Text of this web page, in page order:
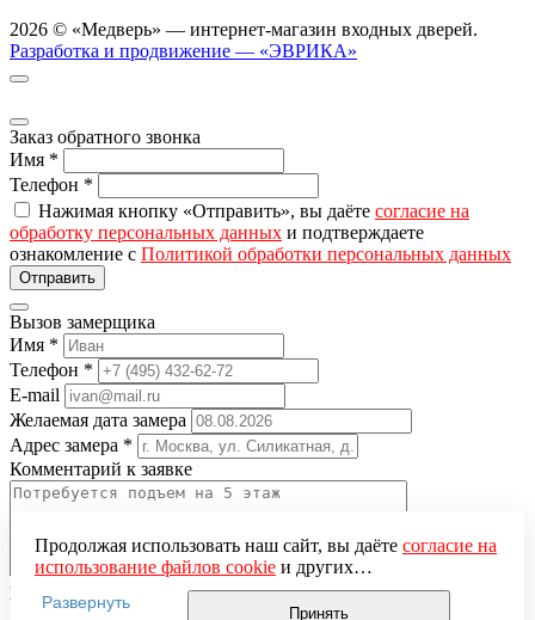
2026 © «Медверь» — интернет-магазин входных дверей.
Разработка и продвижение — «ЭВРИКА»
Заказ обратного звонка
Имя *
Телефон *
Нажимая кнопку «Отправить», вы даёте согласие на
обработку персональных данных и подтверждаете
ознакомление с Политикой обработки персональных данных
Вызов замерщика
Имя *
Телефон *
E-mail
Желаемая дата замера
Адрес замера *
Комментарий к заявке
Понравившаяся модель
Продолжая использовать наш сайт, вы даёте согласие на
использование файлов cookieи других
пользовательских данных (включая IP-адрес, сведения о
местоположении, устройстве, действиях на сайте и т. п.)
Развернуть
Принять